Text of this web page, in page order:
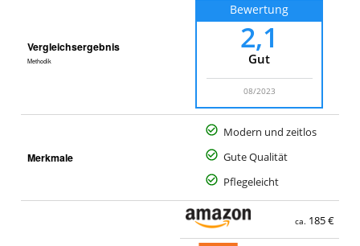
Vergleichsergebnis
Methodik
Bewertung
2,1
Gut
08/2023
Merkmale
Modern und zeitlos
Gute Qualität
Pflegeleicht
ca. 185 €